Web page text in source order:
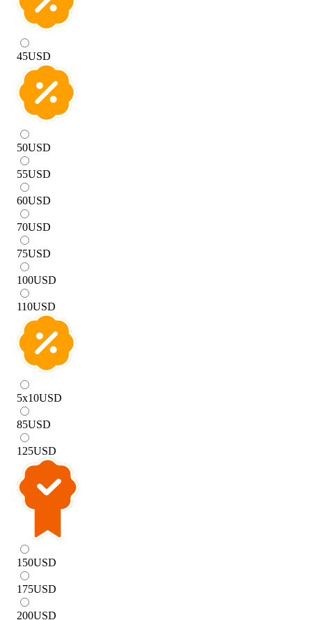
45USD
50USD
55USD
60USD
70USD
75USD
100USD
110USD
5x10USD
85USD
125USD
150USD
175USD
200USD